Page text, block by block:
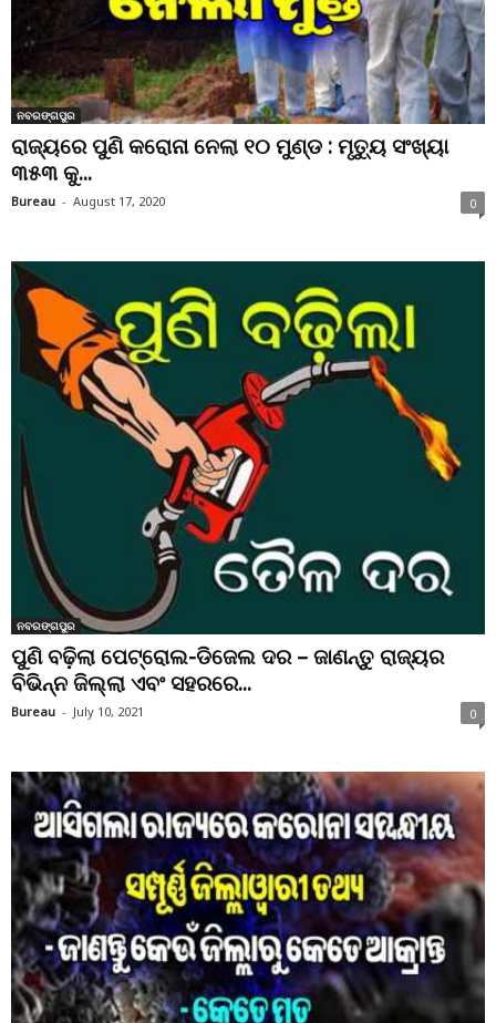
ନବରଙ୍ଗପୁର
ରାଜ୍ୟରେ ପୁଣି କରୋନା ନେଲା ୧୦ ମୁଣ୍ଡ : ମୃତ୍ୟୁ ସଂଖ୍ୟା
୩୫୩ କୁ...
Bureau - August 17, 2020 0
ନବରଙ୍ଗପୁର
ପୁଣି ବଢ଼ିଲା ପେଟ୍ରୋଲ-ଡିଜେଲ ଦର – ଜାଣନ୍ତୁ ରାଜ୍ୟର
ବିଭିନ୍ନ ଜିଲ୍ଲା ଏବଂ ସହରରେ...
Bureau - July 10, 2021 0